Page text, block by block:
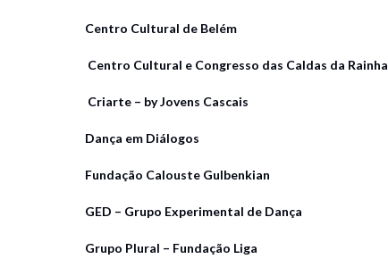
Centro Cultural de Belém
Centro Cultural e Congresso das Caldas da Rainha
Criarte – by Jovens Cascais
Dança em Diálogos
Fundação Calouste Gulbenkian
GED – Grupo Experimental de Dança
Grupo Plural – Fundação Liga